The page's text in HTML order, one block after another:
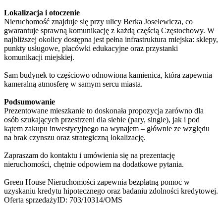
Lokalizacja i otoczenie
Nieruchomość znajduje się przy ulicy Berka Joselewicza, co
gwarantuje sprawną komunikację z każdą częścią Częstochowy. W
najbliższej okolicy dostępna jest pełna infrastruktura miejska: sklepy,
punkty usługowe, placówki edukacyjne oraz przystanki
komunikacji miejskiej.
Sam budynek to częściowo odnowiona kamienica, która zapewnia
kameralną atmosferę w samym sercu miasta.
Podsumowanie
Prezentowane mieszkanie to doskonała propozycja zarówno dla
osób szukających przestrzeni dla siebie (pary, single), jak i pod
kątem zakupu inwestycyjnego na wynajem – głównie ze względu
na brak czynszu oraz strategiczną lokalizację.
Zapraszam do kontaktu i umówienia się na prezentację
nieruchomości, chętnie odpowiem na dodatkowe pytania.
Green House Nieruchomości zapewnia bezpłatną pomoc w
uzyskaniu kredytu hipotecznego oraz badaniu zdolności kredytowej.
Oferta sprzedażyID: 703/10314/OMS